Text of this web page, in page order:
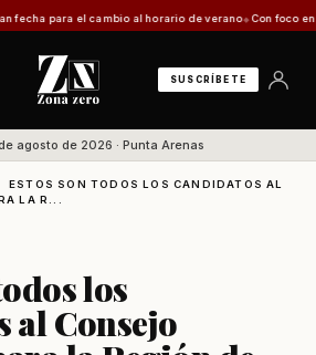
cambio al horario de verano Con foco en
SUSCRÍBETE
agosto de 2026 · Punta Arenas
ESTOS SON TODOS LOS CANDIDATOS AL
LA R...
los
al Consejo